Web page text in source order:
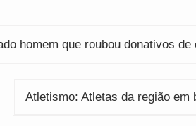
homem que roubou donativos
Atletismo: Atletas da região em